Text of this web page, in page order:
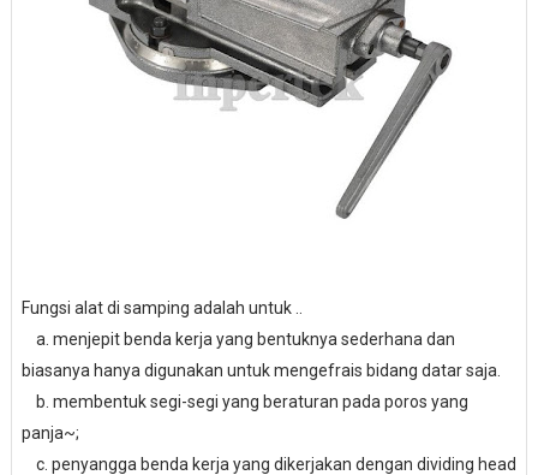
Fungsi alat di samping adalah untuk ..
a. menjepit benda kerja yang bentuknya sederhana dan
biasanya hanya digunakan untuk mengefrais bidang datar saja.
b. membentuk segi-segi yang beraturan pada poros yang
panja~;
c. penyangga benda kerja yang dikerjakan dengan dividing head